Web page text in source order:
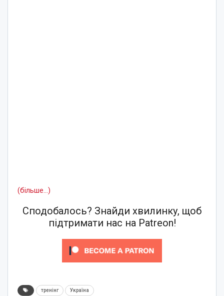
(більше…)
Сподобалось? Знайди хвилинку, щоб
підтримати нас на Patreon!
тренінг Україна